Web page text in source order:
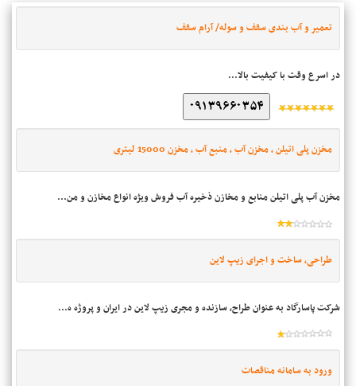
تعمیر و آب بندی سقف و سوله/ آرام سقف
در اسرع وقت با کیفیت بالا...
۰۹۱۳۹۶۶۰۳۵۴
مخزن پلی اتیلن ، مخزن آب ، منبع آب ، مخزن 15000 لیتری
مخزن آب پلی اتیلن منابع و مخازن ذخیره آب فروش ویژه انواع مخازن و من...
طراحی، ساخت و اجرای زیپ لاین
شرکت پاسارگاد به عنوان طراح، سازنده و مجری زیپ لاین در ایران و پروژه ه...
ورود به سامانه مناقصات